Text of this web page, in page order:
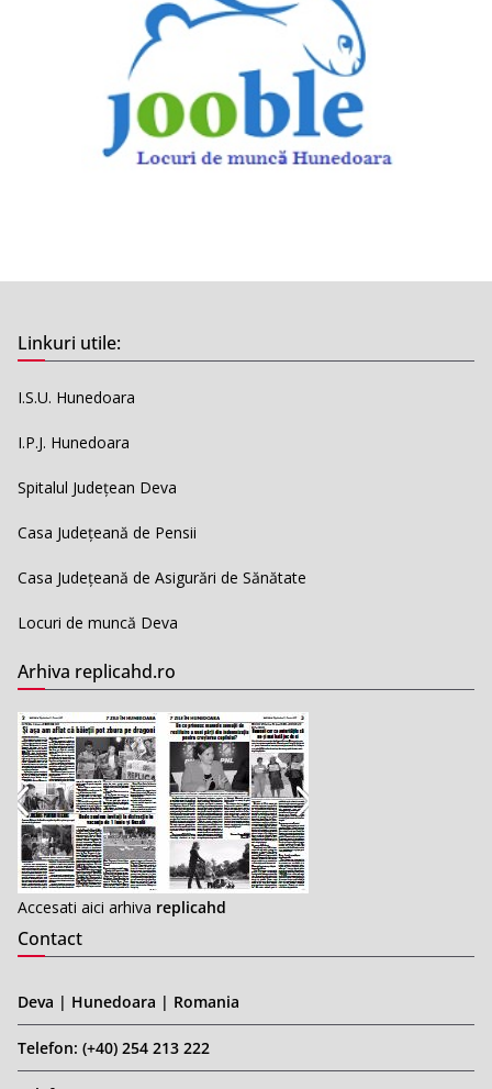
Linkuri utile:
I.S.U. Hunedoara
I.P.J. Hunedoara
Spitalul Județean Deva
Casa Județeană de Pensii
Casa Județeană de Asigurări de Sănătate
Locuri de muncă Deva
Arhiva replicahd.ro
Accesati aici arhiva replicahd
Contact
Deva | Hunedoara | Romania
Telefon: (+40) 254 213 222